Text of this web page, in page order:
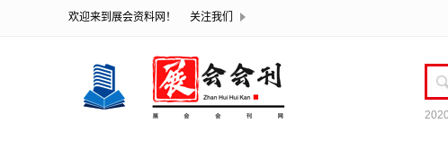
欢迎来到展会资料网！ 关注我们